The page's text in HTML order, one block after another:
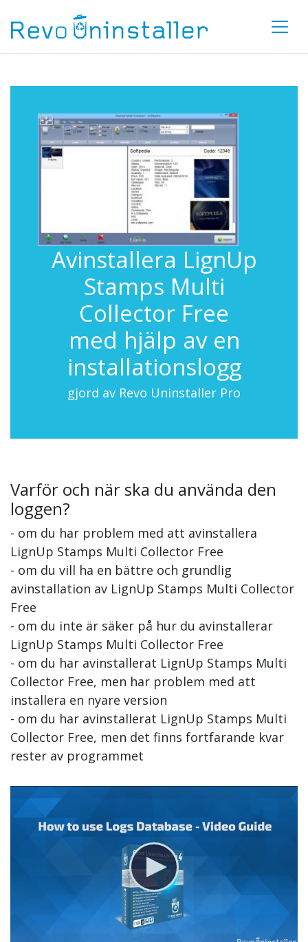
Avinstallera LignUp
Stamps Multi
Collector Free
med hjälp av en
installationslogg
gjord av Revo Uninstaller Pro
Varför och när ska du använda den
loggen?
- om du har problem med att avinstallera
LignUp Stamps Multi Collector Free
- om du vill ha en bättre och grundlig
avinstallation av LignUp Stamps Multi Collector
Free
- om du inte är säker på hur du avinstallerar
LignUp Stamps Multi Collector Free
- om du har avinstallerat LignUp Stamps Multi
Collector Free, men har problem med att
installera en nyare version
- om du har avinstallerat LignUp Stamps Multi
Collector Free, men det finns fortfarande kvar
rester av programmet